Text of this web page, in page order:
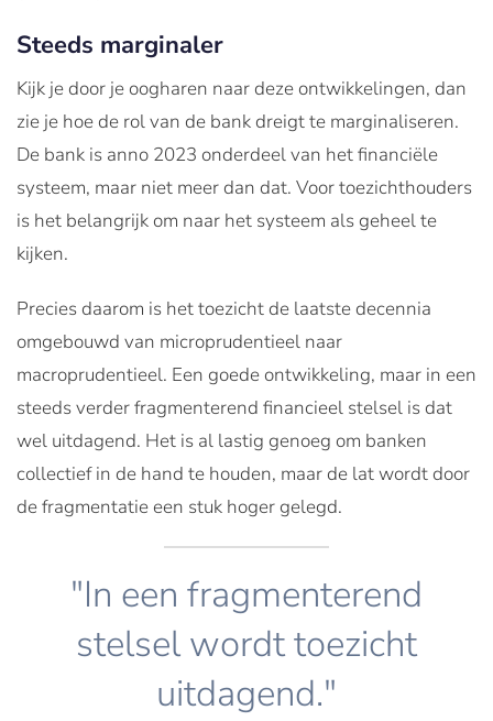
Steeds marginaler
Kijk je door je oogharen naar deze ontwikkelingen, dan
zie je hoe de rol van de bank dreigt te marginaliseren.
De bank is anno 2023 onderdeel van het financiële
systeem, maar niet meer dan dat. Voor toezichthouders
is het belangrijk om naar het systeem als geheel te
kijken.
Precies daarom is het toezicht de laatste decennia
omgebouwd van microprudentieel naar
macroprudentieel. Een goede ontwikkeling, maar in een
steeds verder fragmenterend financieel stelsel is dat
wel uitdagend. Het is al lastig genoeg om banken
collectief in de hand te houden, maar de lat wordt door
de fragmentatie een stuk hoger gelegd.
"In een fragmenterend
stelsel wordt toezicht
uitdagend."